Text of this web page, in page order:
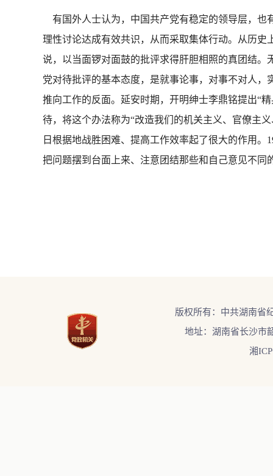
有国外人士认为，中国共产党有稳定的领导层，也
理性讨论达成有效共识，从而采取集体行动。从历
说，以当面锣对面鼓的批评求得肝胆相照的真团结
党对待批评的基本态度，是就事论事，对事不对人
推向工作的反面。延安时期，开明绅士李鼎铭提出“
待，将这个办法称为“改造我们的机关主义、官僚主
日根据地战胜困难、提高工作效率起了很大的作用
把问题摆到台面上来、注意团结那些和自己意见不
版权所有：中共湖南省
地址：湖南省长沙市
湘